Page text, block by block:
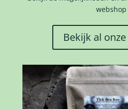
webshop
Bekijk al